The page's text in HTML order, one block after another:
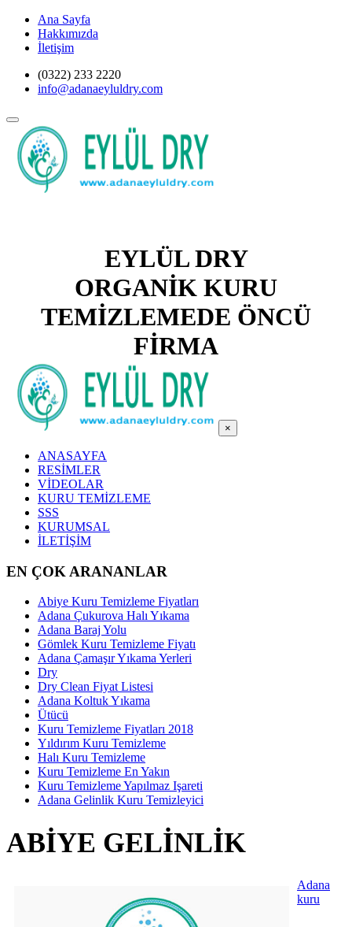
Ana Sayfa
Hakkımızda
İletişim
(0322) 233 2220
info@adanaeyluldry.com
EYLÜL DRY
ORGANİK KURU
TEMİZLEMEDE ÖNCÜ
FİRMA
×
ANASAYFA
RESİMLER
VİDEOLAR
KURU TEMİZLEME
SSS
KURUMSAL
İLETİŞİM
EN ÇOK ARANANLAR
Abiye Kuru Temizleme Fiyatları
Adana Çukurova Halı Yıkama
Adana Baraj Yolu
Gömlek Kuru Temizleme Fiyatı
Adana Çamaşır Yıkama Yerleri
Dry
Dry Clean Fiyat Listesi
Adana Koltuk Yıkama
Ütücü
Kuru Temizleme Fiyatları 2018
Yıldırım Kuru Temizleme
Halı Kuru Temizleme
Kuru Temizleme En Yakın
Kuru Temizleme Yapılmaz Işareti
Adana Gelinlik Kuru Temizleyici
ABIYE GELINLIK
Adana
kuru